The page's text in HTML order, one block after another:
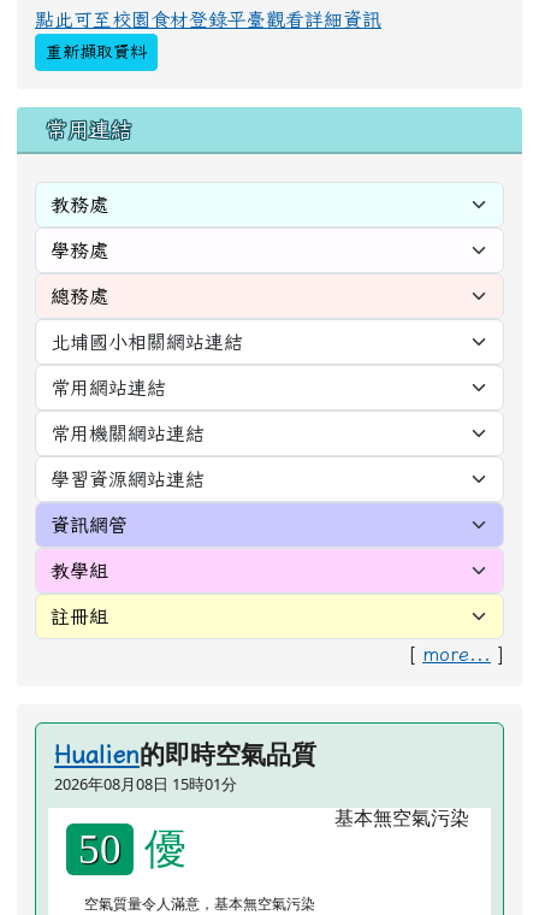
點此可至校園食材登錄平臺觀看詳細資訊
重新擷取資料
右邊區域內容
常用連結
[ more... ]
Hualien的即時空氣品質
2026年08月08日 15時01分
50 優
空氣質量令人滿意，基本無空氣污染